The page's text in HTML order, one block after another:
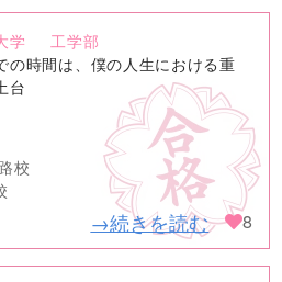
学
工学部
の時間は、僕の人生における重
台
校
→続きを読む 8